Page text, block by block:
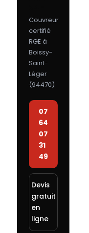
Couvreur
certifié
RGE à
Boissy-
Saint-
Léger
(94470)
07
64
07
31
49
Devis
gratuit
en
ligne